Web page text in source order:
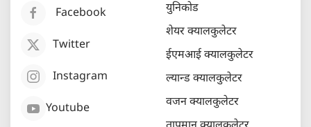
Facebook
Twitter
Instagram
Youtube
युनिकोड
शेयर क्यालकुलेटर
ईएमआई क्यालकुलेटर
ल्यान्ड क्यालकुलेटर
वजन क्यालकुलेटर